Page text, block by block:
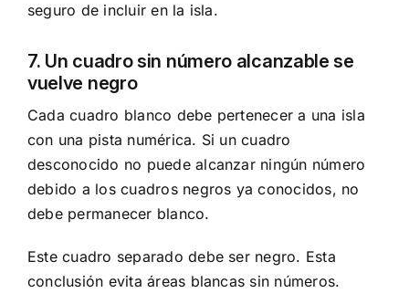
seguro de incluir en la isla.
7. Un cuadro sin número alcanzable se
vuelve negro
Cada cuadro blanco debe pertenecer a una isla
con una pista numérica. Si un cuadro
desconocido no puede alcanzar ningún número
debido a los cuadros negros ya conocidos, no
debe permanecer blanco.
Este cuadro separado debe ser negro. Esta
conclusión evita áreas blancas sin números.